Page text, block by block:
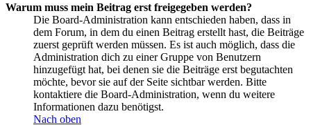
Warum muss mein Beitrag erst freigegeben werden?
Die Board-Administration kann entschieden haben, dass in
dem Forum, in dem du einen Beitrag erstellt hast, die Beiträge
zuerst geprüft werden müssen. Es ist auch möglich, dass die
Administration dich zu einer Gruppe von Benutzern
hinzugefügt hat, bei denen sie die Beiträge erst begutachten
möchte, bevor sie auf der Seite sichtbar werden. Bitte
kontaktiere die Board-Administration, wenn du weitere
Informationen dazu benötigst.
Nach oben